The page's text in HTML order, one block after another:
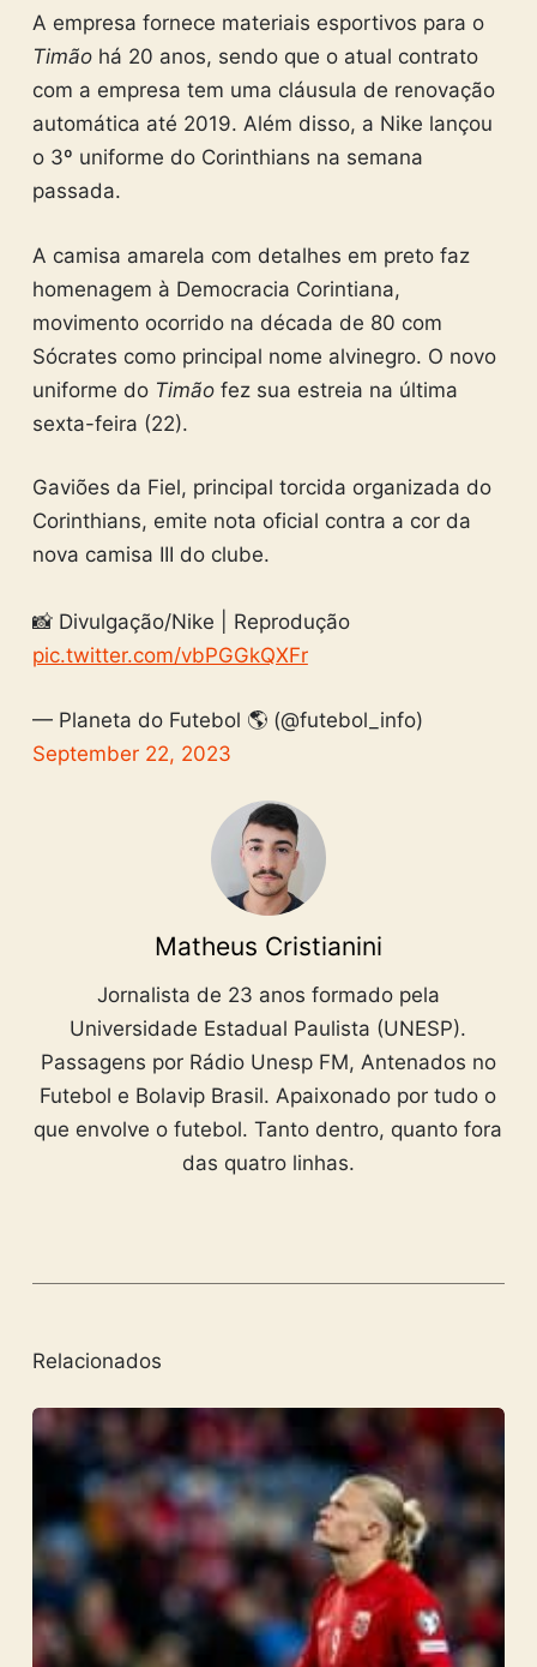
A empresa fornece materiais esportivos para o
Timãohá 20 anos, sendo que o atual contrato
com a empresa tem uma cláusula de renovação
automática até 2019. Além disso, a Nike lançou
o 3º uniforme do Corinthians na semana
passada.
A camisa amarela com detalhes em preto faz
homenagem à Democracia Corintiana,
movimento ocorrido na década de 80 com
Sócrates como principal nome alvinegro. O novo
uniforme do Timãofez sua estreia na última
sexta-feira (22).
Gaviões da Fiel, principal torcida organizada do
Corinthians, emite nota oficial contra a cor da
nova camisa III do clube.
📸 Divulgação/Nike | Reprodução
pic.twitter.com/vbPGGkQXFr
— Planeta do Futebol 🌎 (@futebol_info)
September 22, 2023
Matheus Cristianini
Jornalista de 23 anos formado pela
Universidade Estadual Paulista (UNESP).
Passagens por Rádio Unesp FM, Antenados no
Futebol e Bolavip Brasil. Apaixonado por tudo o
que envolve o futebol. Tanto dentro, quanto fora
das quatro linhas.
Relacionados